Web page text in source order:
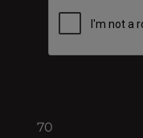
08940
Barcelona
70